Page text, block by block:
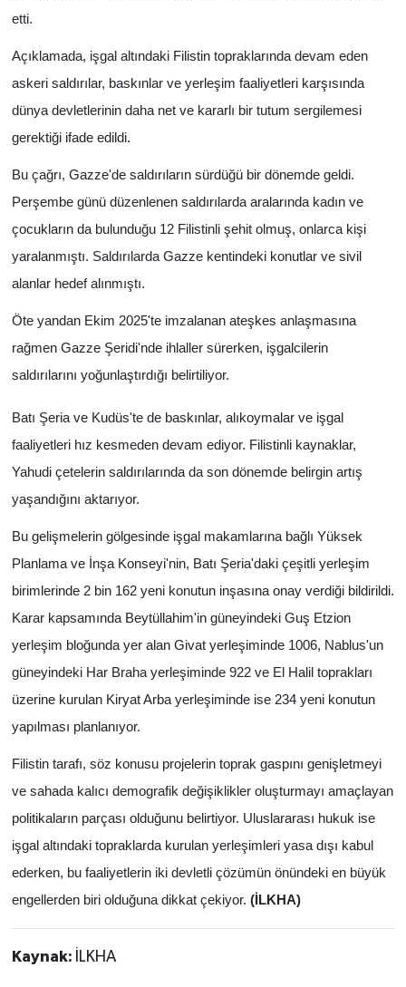
etti.
Açıklamada, işgal altındaki Filistin topraklarında devam eden
askeri saldırılar, baskınlar ve yerleşim faaliyetleri karşısında
dünya devletlerinin daha net ve kararlı bir tutum sergilemesi
gerektiği ifade edildi.
Bu çağrı, Gazze'de saldırıların sürdüğü bir dönemde geldi.
Perşembe günü düzenlenen saldırılarda aralarında kadın ve
çocukların da bulunduğu 12 Filistinli şehit olmuş, onlarca kişi
yaralanmıştı. Saldırılarda Gazze kentindeki konutlar ve sivil
alanlar hedef alınmıştı.
Öte yandan Ekim 2025'te imzalanan ateşkes anlaşmasına
rağmen Gazze Şeridi'nde ihlaller sürerken, işgalcilerin
saldırılarını yoğunlaştırdığı belirtiliyor.
Batı Şeria ve Kudüs'te de baskınlar, alıkoymalar ve işgal
faaliyetleri hız kesmeden devam ediyor. Filistinli kaynaklar,
Yahudi çetelerin saldırılarında da son dönemde belirgin artış
yaşandığını aktarıyor.
Bu gelişmelerin gölgesinde işgal makamlarına bağlı Yüksek
Planlama ve İnşa Konseyi'nin, Batı Şeria'daki çeşitli yerleşim
birimlerinde 2 bin 162 yeni konutun inşasına onay verdiği bildirildi.
Karar kapsamında Beytüllahim'in güneyindeki Guş Etzion
yerleşim bloğunda yer alan Givat yerleşiminde 1006, Nablus'un
güneyindeki Har Braha yerleşiminde 922 ve El Halil toprakları
üzerine kurulan Kiryat Arba yerleşiminde ise 234 yeni konutun
yapılması planlanıyor.
Filistin tarafı, söz konusu projelerin toprak gaspını genişletmeyi
ve sahada kalıcı demografik değişiklikler oluşturmayı amaçlayan
politikaların parçası olduğunu belirtiyor. Uluslararası hukuk ise
işgal altındaki topraklarda kurulan yerleşimleri yasa dışı kabul
ederken, bu faaliyetlerin iki devletli çözümün önündeki en büyük
engellerden biri olduğuna dikkat çekiyor. (İLKHA)
Kaynak: İLKHA